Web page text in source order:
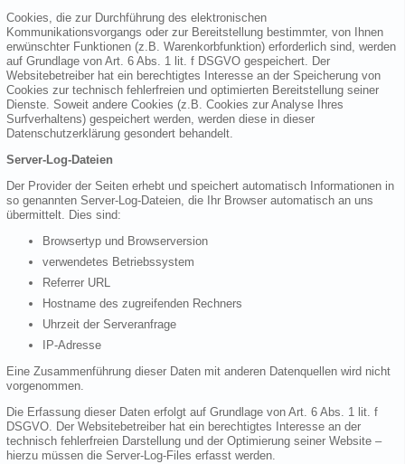
Cookies, die zur Durchführung des elektronischen
Kommunikationsvorgangs oder zur Bereitstellung bestimmter, von Ihnen
erwünschter Funktionen (z.B. Warenkorbfunktion) erforderlich sind, werden
auf Grundlage von Art. 6 Abs. 1 lit. f DSGVO gespeichert. Der
Websitebetreiber hat ein berechtigtes Interesse an der Speicherung von
Cookies zur technisch fehlerfreien und optimierten Bereitstellung seiner
Dienste. Soweit andere Cookies (z.B. Cookies zur Analyse Ihres
Surfverhaltens) gespeichert werden, werden diese in dieser
Datenschutzerklärung gesondert behandelt.
Server-Log-Dateien
Der Provider der Seiten erhebt und speichert automatisch Informationen in
so genannten Server-Log-Dateien, die Ihr Browser automatisch an uns
übermittelt. Dies sind:
Browsertyp und Browserversion
verwendetes Betriebssystem
Referrer URL
Hostname des zugreifenden Rechners
Uhrzeit der Serveranfrage
IP-Adresse
Eine Zusammenführung dieser Daten mit anderen Datenquellen wird nicht
vorgenommen.
Die Erfassung dieser Daten erfolgt auf Grundlage von Art. 6 Abs. 1 lit. f
DSGVO. Der Websitebetreiber hat ein berechtigtes Interesse an der
technisch fehlerfreien Darstellung und der Optimierung seiner Website –
hierzu müssen die Server-Log-Files erfasst werden.